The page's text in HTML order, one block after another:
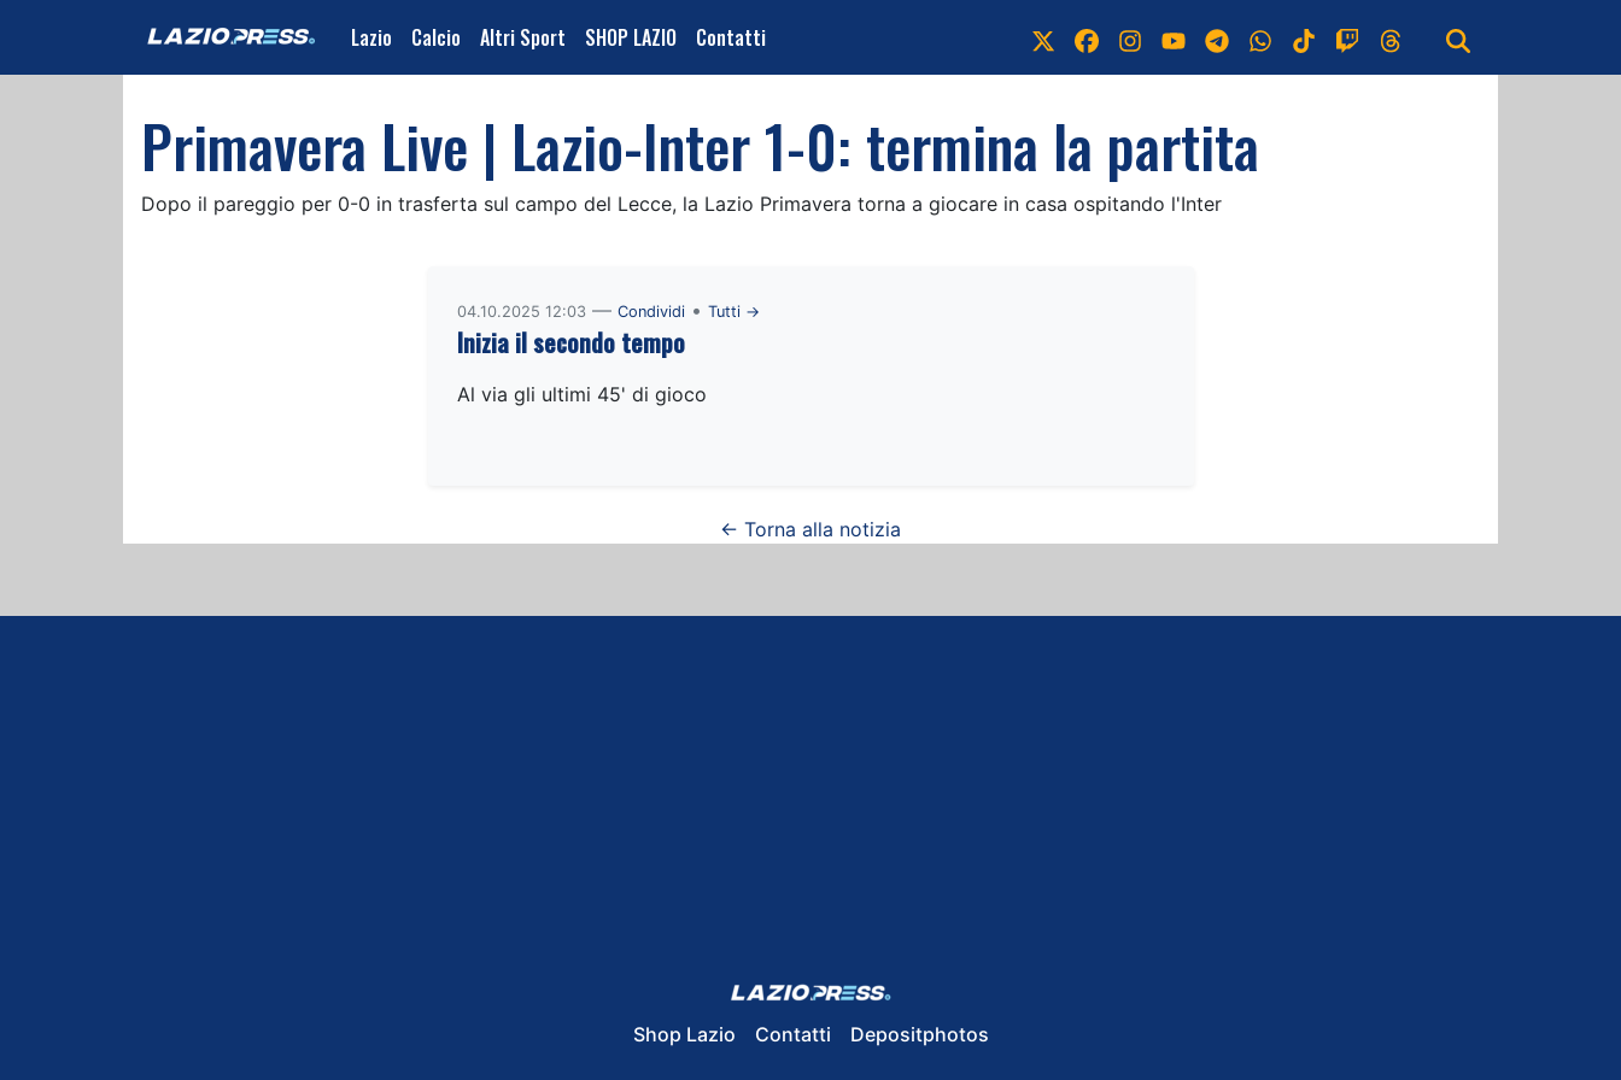
Lazio Calcio Altri Sport SHOP LAZIO Contatti
Primavera Live | Lazio-Inter 1-0: termina la partita
Dopo il pareggio per 0-0 in trasferta sul campo del Lecce, la Lazio Primavera torna a giocare in casa ospitando l'Inter
04.10.2025 12:03— Condividi• Tutti →
Inizia il secondo tempo
Al via gli ultimi 45' di gioco
← Torna alla notizia
Shop Lazio Contatti Depositphotos